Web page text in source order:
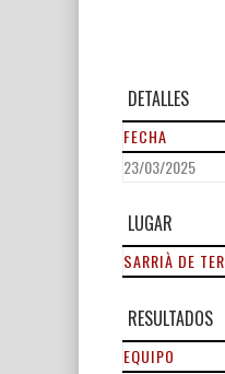
DETALLES
FECHA
23/03/2025
LUGAR
SARRIÀ DE TER
RESULTADOS
EQUIPO